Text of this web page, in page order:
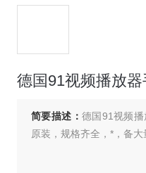
德国91视频播放
简要描述： 德国91视频
原装，规格齐全，*，备